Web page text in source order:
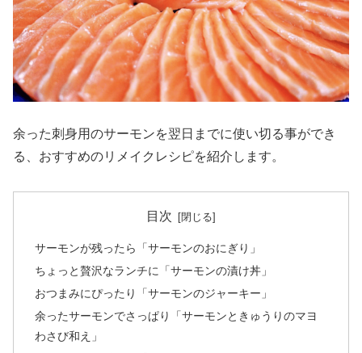
余った刺身用のサーモンを翌日までに使い切る事ができ
る、おすすめのリメイクレシピを紹介します。
目次
サーモンが残ったら「サーモンのおにぎり」
ちょっと贅沢なランチに「サーモンの漬け丼」
おつまみにぴったり「サーモンのジャーキー」
余ったサーモンでさっぱり「サーモンときゅうりのマヨ
わさび和え」